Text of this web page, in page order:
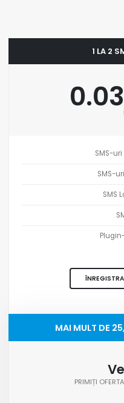
1 LA 2
SMS-
SMS-
SMS
MAI MULT DE
PRIMIȚI